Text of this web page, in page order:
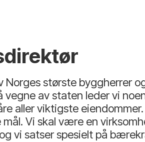
Norges største byggherrer
vegne av staten leder vi
aller viktigste
Vi skal være en
vi satser spesielt på